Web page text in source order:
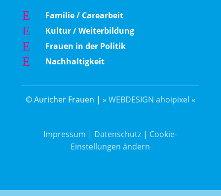
E Familie / Carearbeit
E Kultur / Weiterbildung
E Frauen in der Politik
E Nachhaltigkeit
© Auricher Frauen | » WEBDESIGN ahoipixel «
Impressum | Datenschutz | Cookie-
Einstellungen ändern